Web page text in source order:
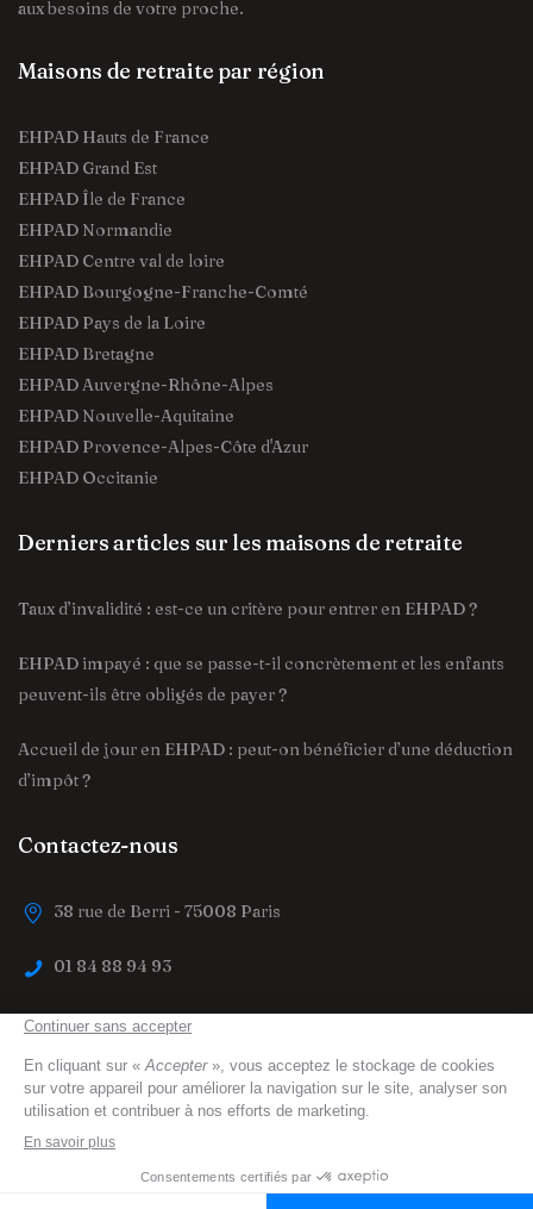
aux besoins de votre proche.
Maisons de retraite par région
EHPAD Hauts de France
EHPAD Grand Est
EHPAD Île de France
EHPAD Normandie
EHPAD Centre val de loire
EHPAD Bourgogne-Franche-Comté
EHPAD Pays de la Loire
EHPAD Bretagne
EHPAD Auvergne-Rhône-Alpes
EHPAD Nouvelle-Aquitaine
EHPAD Provence-Alpes-Côte d'Azur
EHPAD Occitanie
Derniers articles sur les maisons de retraite
Taux d’invalidité : est-ce un critère pour entrer en EHPAD ?
EHPAD impayé : que se passe-t-il concrètement et les enfants
peuvent-ils être obligés de payer ?
Accueil de jour en EHPAD : peut-on bénéficier d’une déduction
d’impôt ?
Contactez-nous
38 rue de Berri - 75008 Paris
01 84 88 94 93
contact@trouver-maison-de-retraite.fr
trouver-maison-de-retraite.fr© 2023 All Right